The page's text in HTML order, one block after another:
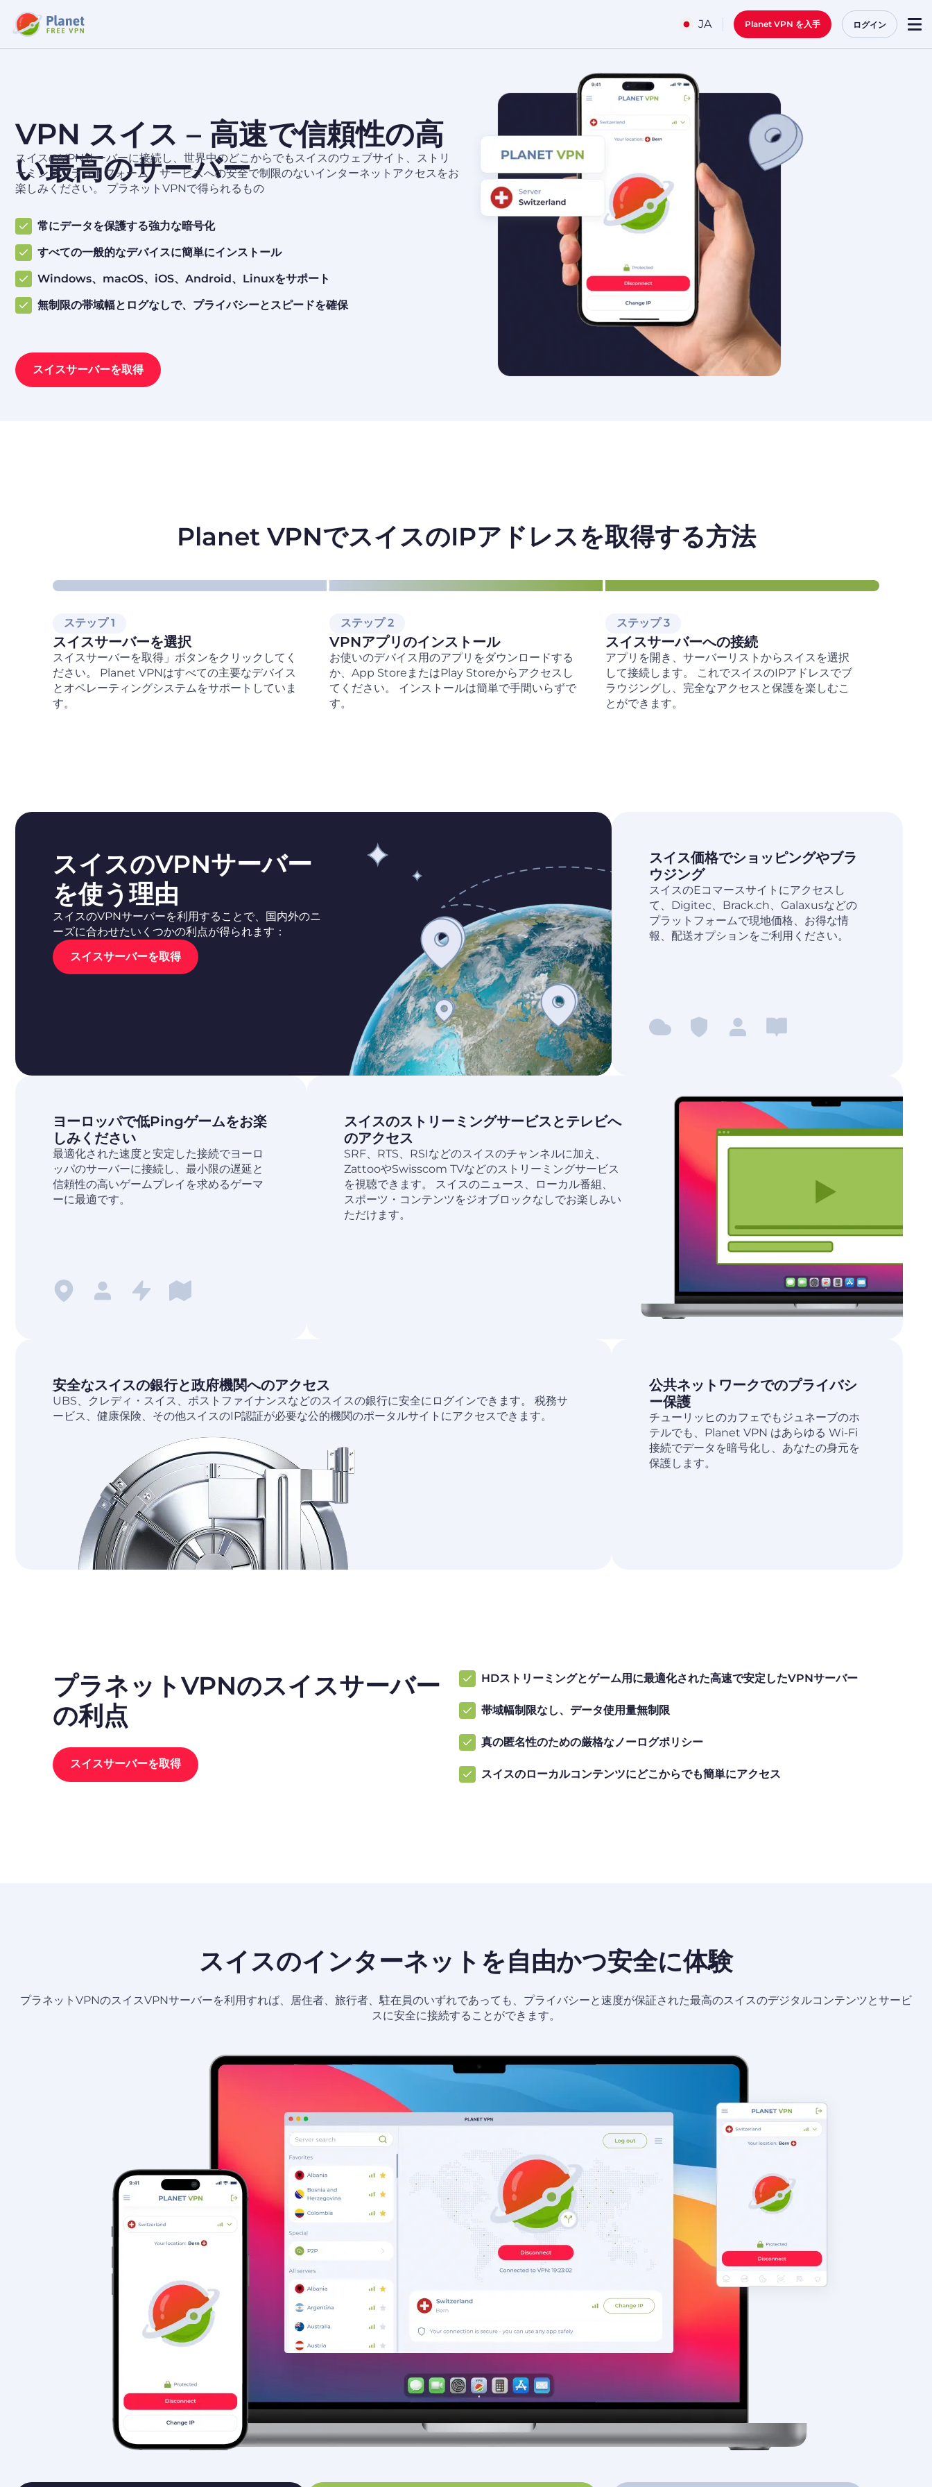
JA Planet VPN を入手 ログイン
VPN スイス – 高速で信頼性の高
い最高のサーバー
スイスのVPNサーバーに接続し、世界中のどこからでもスイスのウェブサイト、ストリ
ーミングプラットフォーム、サービスへの安全で制限のないインターネットアクセスをお
楽しみください。 プラネットVPNで得られるもの
常にデータを保護する強力な暗号化
すべての一般的なデバイスに簡単にインストール
Windows、macOS、iOS、Android、Linuxをサポート
無制限の帯域幅とログなしで、プライバシーとスピードを確保
スイスサーバーを取得
Planet VPNでスイスのIPアドレスを取得する方法
ステップ 1
スイスサーバーを選択
スイスサーバーを取得」ボタンをクリックしてく
ださい。 Planet VPNはすべての主要なデバイス
とオペレーティングシステムをサポートしていま
す。
ステップ 2
VPNアプリのインストール
お使いのデバイス用のアプリをダウンロードする
か、App StoreまたはPlay Storeからアクセスし
てください。 インストールは簡単で手間いらずで
す。
ステップ 3
スイスサーバーへの接続
アプリを開き、サーバーリストからスイスを選択
して接続します。 これでスイスのIPアドレスでブ
ラウジングし、完全なアクセスと保護を楽しむこ
とができます。
スイスのVPNサーバー
を使う理由
スイスのVPNサーバーを利用することで、国内外のニ
ーズに合わせたいくつかの利点が得られます：
スイスサーバーを取得
スイス価格でショッピングやブラ
ウジング
スイスのEコマースサイトにアクセスし
て、Digitec、Brack.ch、Galaxusなどの
プラットフォームで現地価格、お得な情
報、配送オプションをご利用ください。
ヨーロッパで低Pingゲームをお楽
しみください
最適化された速度と安定した接続でヨーロ
ッパのサーバーに接続し、最小限の遅延と
信頼性の高いゲームプレイを求めるゲーマ
ーに最適です。
スイスのストリーミングサービスとテレビへ
のアクセス
SRF、RTS、RSIなどのスイスのチャンネルに加え、
ZattooやSwisscom TVなどのストリーミングサービス
を視聴できます。 スイスのニュース、ローカル番組、
スポーツ・コンテンツをジオブロックなしでお楽しみい
ただけます。
安全なスイスの銀行と政府機関へのアクセス
UBS、クレディ・スイス、ポストファイナンスなどのスイスの銀行に安全にログインできます。 税務サ
ービス、健康保険、その他スイスのIP認証が必要な公的機関のポータルサイトにアクセスできます。
公共ネットワークでのプライバシ
ー保護
チューリッヒのカフェでもジュネーブのホ
テルでも、Planet VPN はあらゆる Wi-Fi
接続でデータを暗号化し、あなたの身元を
保護します。
プラネットVPNのスイスサーバー
の利点
スイスサーバーを取得
HDストリーミングとゲーム用に最適化された高速で安定したVPNサーバー
帯域幅制限なし、データ使用量無制限
真の匿名性のための厳格なノーログポリシー
スイスのローカルコンテンツにどこからでも簡単にアクセス
スイスのインターネットを自由かつ安全に体験
プラネットVPNのスイスVPNサーバーを利用すれば、居住者、旅行者、駐在員のいずれであっても、プライバシーと速度が保証された最高のスイスのデジタルコンテンツとサービ
スに安全に接続することができます。